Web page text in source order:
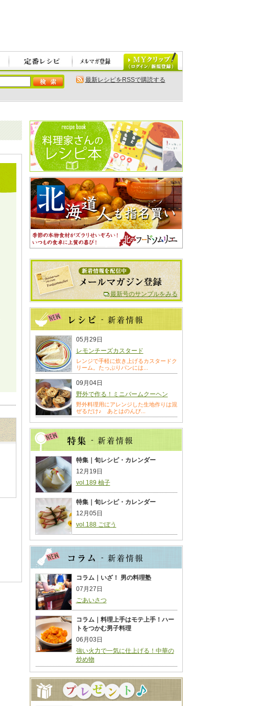
最新レシピをRSSで購読する
最新号のサンプルをみる
05月29日
レモンチーズカスタード
レンジで手軽に炊き上げるカスタードク
リーム。たっぷりパンには...
09月04日
野外で作る！ミニバームクーヘン
野外料理用にアレンジした生地作りは混
ぜるだけ♪ あとはのんび...
特集｜旬レシピ・カレンダー
12月19日
vol.189 柚子
特集｜旬レシピ・カレンダー
12月05日
vol.188 ごぼう
コラム｜いざ！ 男の料理塾
07月27日
ごあいさつ
コラム｜料理上手はモテ上手！ハー
トをつかむ男子料理
06月03日
強い火力で一気に仕上げる！中華の
炒め物